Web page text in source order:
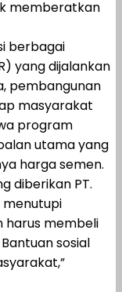
memberatkan
berbagai
yang dijalankan
pembangunan
masyarakat
program
utama yang
harga semen.
diberikan PT.
menutupi
harus membeli
sosial